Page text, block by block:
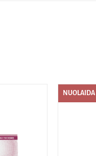
NUOLAIDA